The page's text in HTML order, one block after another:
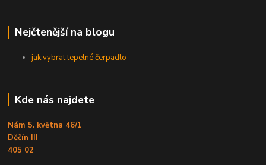
Nejčtenější na blogu
jak vybrat tepelné čerpadlo
Kde nás najdete
Nám 5. května 46/1
Děčín III
405 02